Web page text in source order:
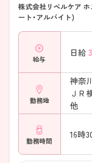
株式会社リベルケア
ート・アルバイト)
給与
日給
勤務地
神奈
ＪＲ
他
勤務時間
16時